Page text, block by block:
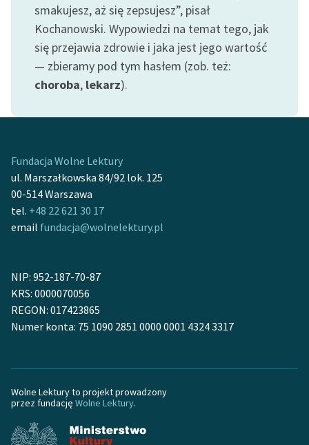
smakujesz, aż się zepsujesz”, pisał
Kochanowski. Wypowiedzi na temat tego, jak
się przejawia zdrowie i jaka jest jego wartość
— zbieramy pod tym hasłem (zob. też:
choroba, lekarz).
Fundacja Wolne Lektury
ul. Marszałkowska 84/92 lok. 125
00-514 Warszawa
tel. +48 22 621 30 17
email fundacja@wolnelektury.pl
NIP: 952-187-70-87
KRS: 0000070056
REGON: 017423865
Numer konta: 75 1090 2851 0000 0001 4324 3317
Wolne Lektury to projekt prowadzony
przez fundację Wolne Lektury.